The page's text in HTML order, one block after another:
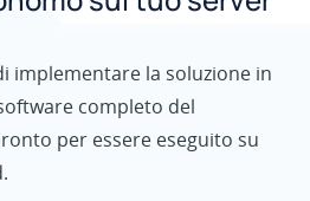
implementare la soluzione in
completo del
per essere eseguito su